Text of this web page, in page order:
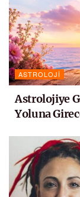
ASTROLOJI
Astrolojiye
Yoluna